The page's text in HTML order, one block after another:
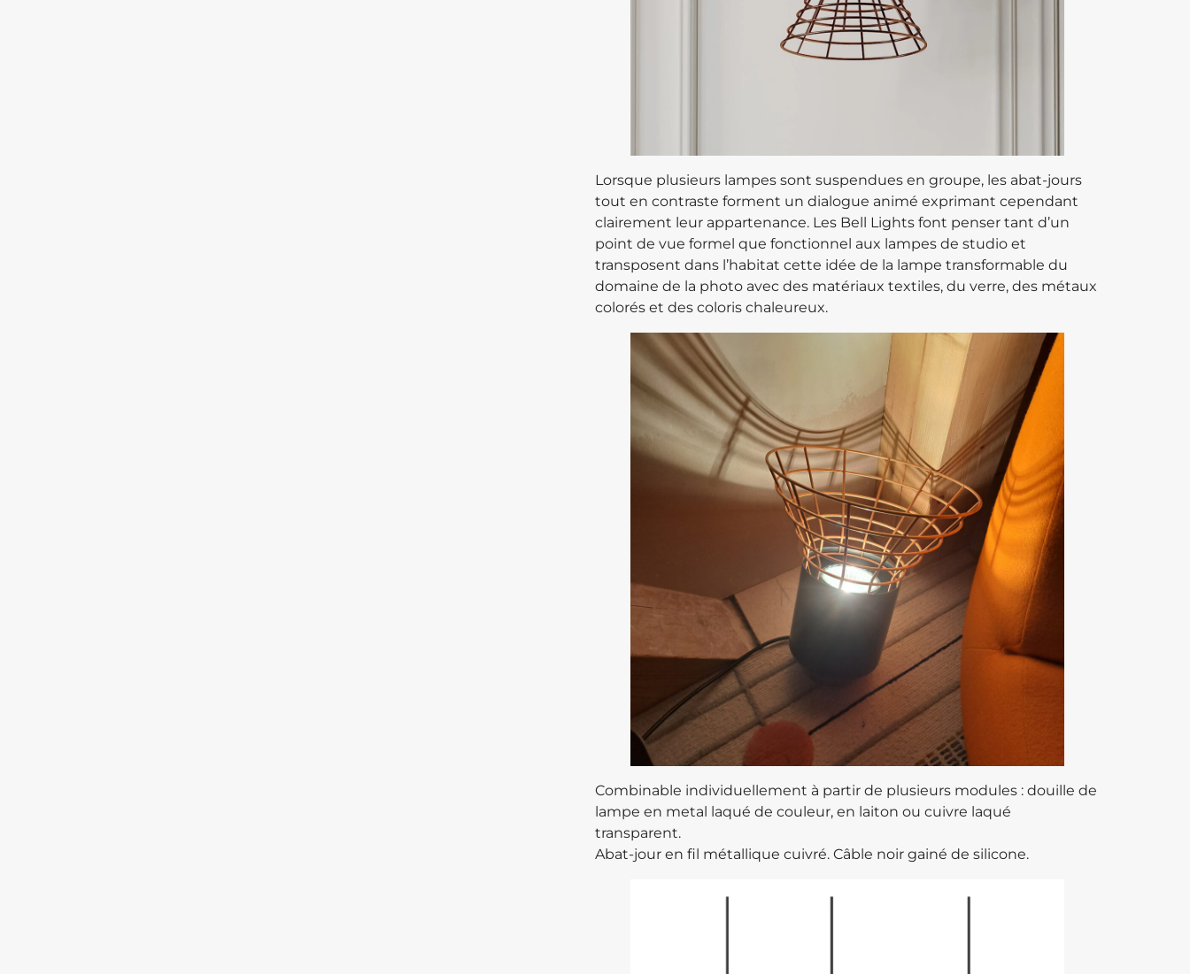
Lorsque plusieurs lampes sont suspendues en groupe, les abat-jours
tout en contraste forment un dialogue animé exprimant cependant
clairement leur appartenance.‎ Les Bell Lights font penser tant d’un
point de vue formel que fonctionnel aux lampes de studio et
transposent dans l’habitat cette idée de la lampe transformable du
domaine de la photo avec des matériaux textiles, du verre, des métaux
colorés et des coloris chaleureux.‎
Combinable individuellement à partir de plusieurs modules : douille de
lampe en metal laqué de couleur, en laiton ou cuivre laqué
transparent.‎
Abat-jour en fil métallique cuivré. Câble noir gainé de silicone.‎